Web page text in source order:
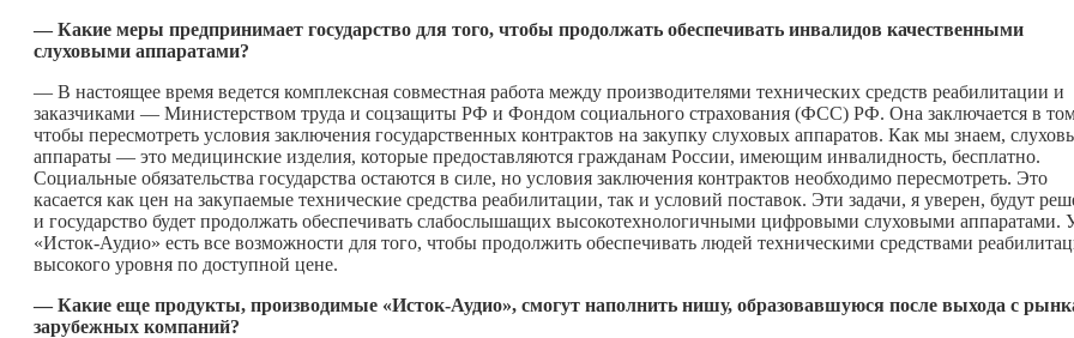
— Какие меры предпринимает государство для того, чтобы продолжать обеспечивать инвалидов качественными
слуховыми аппаратами?
— В настоящее время ведется комплексная совместная работа между производителями технических средств реабилитации и
заказчиками — Министерством труда и соцзащиты РФ и Фондом социального страхования (ФСС) РФ. Она заключается в
чтобы пересмотреть условия заключения государственных контрактов на закупку слуховых аппаратов. Как мы знаем,
аппараты — это медицинские изделия, которые предоставляются гражданам России, имеющим инвалидность, бесплатно.
Социальные обязательства государства остаются в силе, но условия заключения контрактов необходимо пересмотреть. Это
касается как цен на закупаемые технические средства реабилитации, так и условий поставок. Эти задачи, я уверен, будут
и государство будет продолжать обеспечивать слабослышащих высокотехнологичными цифровыми слуховыми аппаратами.
«Исток-Аудио» есть все возможности для того, чтобы продолжить обеспечивать людей техническими средствами
высокого уровня по доступной цене.
— Какие еще продукты, производимые «Исток-Аудио», смогут наполнить нишу, образовавшуюся после выхода с
зарубежных компаний?